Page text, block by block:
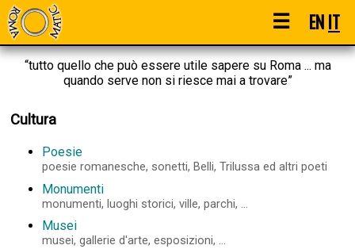
☰ ENIT
“tutto quello che può essere utile sapere su Roma ... ma
quando serve non si riesce mai a trovare”
Cultura
Poesie
poesie romanesche, sonetti, Belli, Trilussa ed altri poeti
Monumenti
monumenti, luoghi storici, ville, parchi, ...
Musei
musei, gallerie d'arte, esposizioni, ...